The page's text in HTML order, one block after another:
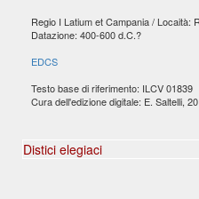
Regio I Latium et Campania / Locaità:
Datazione: 400-600 d.C.?
EDCS
Testo base di riferimento: ILCV 01839
Cura dell'edizione digitale: E. Saltelli,
Distici elegiaci